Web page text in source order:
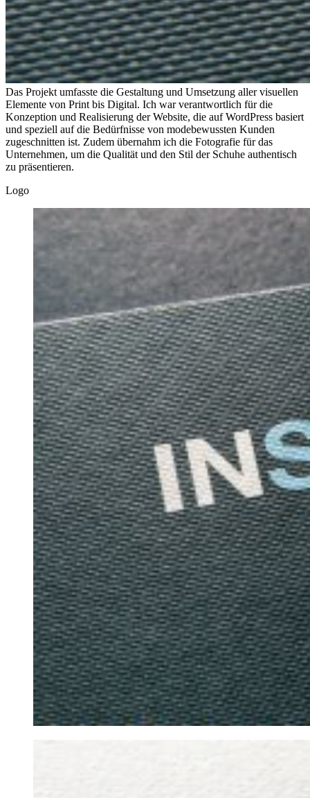
Das Projekt umfasste die Gestaltung und Umsetzung aller visuellen
Elemente von Print bis Digital. Ich war verantwortlich für die
Konzeption und Realisierung der Website, die auf WordPress basiert
und speziell auf die Bedürfnisse von modebewussten Kunden
zugeschnitten ist. Zudem übernahm ich die Fotografie für das
Unternehmen, um die Qualität und den Stil der Schuhe authentisch
zu präsentieren.
Logo